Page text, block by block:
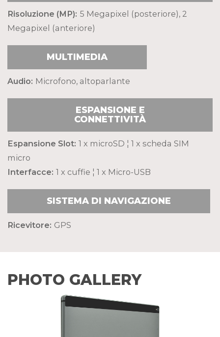
Risoluzione (MP): 5 Megapixel (posteriore), 2
Megapixel (anteriore)
MULTIMEDIA
Audio: Microfono, altoparlante
ESPANSIONE E
CONNETTIVITÀ
Espansione Slot: 1 x microSD ¦ 1 x scheda SIM
micro
Interfacce: 1 x cuffie ¦ 1 x Micro-USB
SISTEMA DI NAVIGAZIONE
Ricevitore: GPS
PHOTO GALLERY